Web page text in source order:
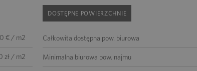
€ / m2
zł / m2
DOSTĘPNE POWIERZCHNIE
Całkowita dostępna pow. biurowa
Minimalna biurowa pow. najmu